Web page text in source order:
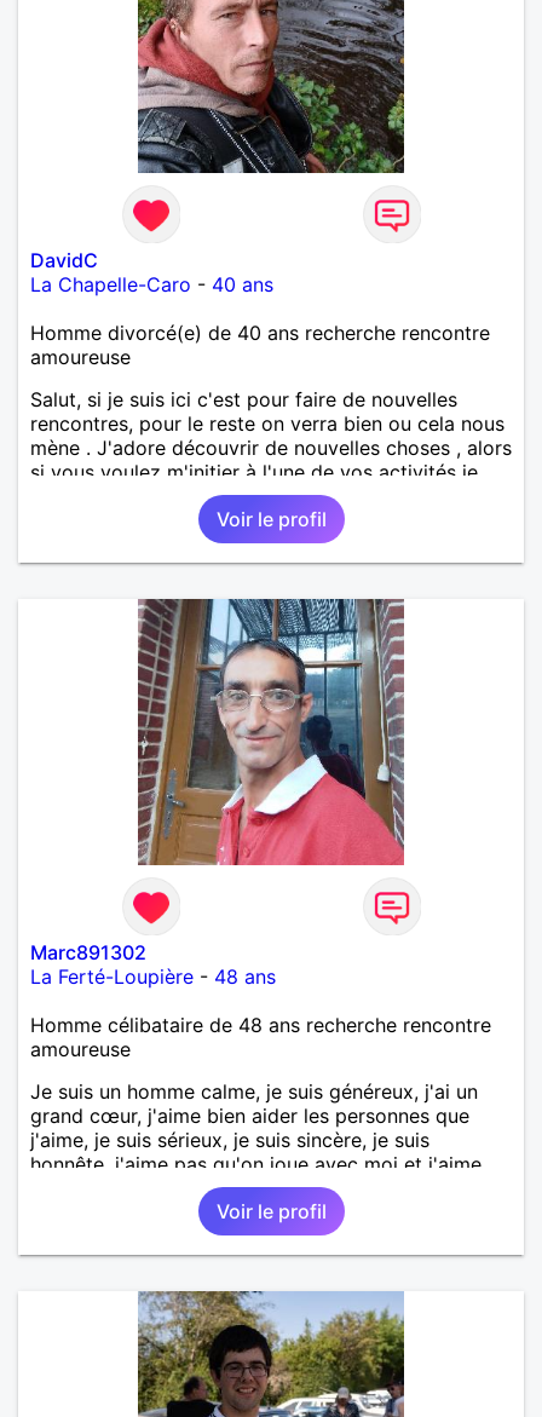
DavidC
La Chapelle-Caro - 40 ans
Homme divorcé(e) de 40 ans recherche rencontre
amoureuse
Salut, si je suis ici c'est pour faire de nouvelles
rencontres, pour le reste on verra bien ou cela nous
mène . J'adore découvrir de nouvelles choses , alors
si vous voulez m'initier à l'une de vos activités je
Voir le profil
Marc891302
La Ferté-Loupière - 48 ans
Homme célibataire de 48 ans recherche rencontre
amoureuse
Je suis un homme calme, je suis généreux, j'ai un
grand cœur, j'aime bien aider les personnes que
j'aime, je suis sérieux, je suis sincère, je suis
honnête, j'aime pas qu'on joue avec moi et j'aime
pas les mensonges. Je cherche une relation
amoureuse et sérieuse.Voir le profil